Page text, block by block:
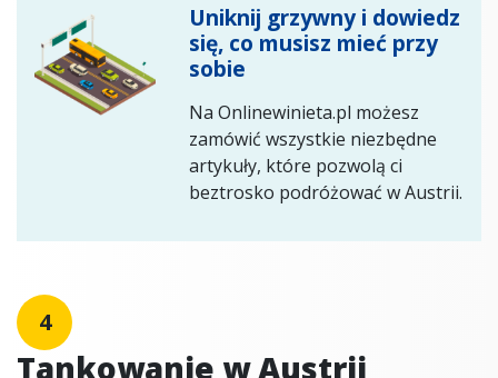
Uniknij grzywny i dowiedz
się, co musisz mieć przy
sobie
Na Onlinewinieta.pl możesz
zamówić wszystkie niezbędne
artykuły, które pozwolą ci
beztrosko podróżować w Austrii.
4
Tankowanie w Austrii